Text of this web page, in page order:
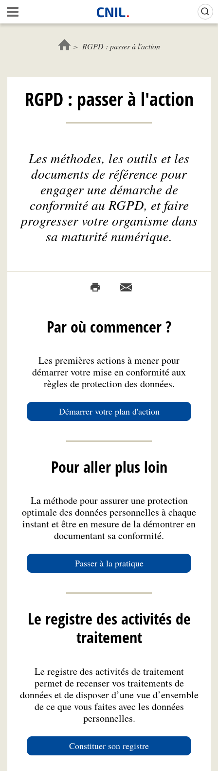
Aller
au
contenu
c
l
C
N
RGPD : passer à l'action
RGPD : passer à l'action
Les méthodes, les outils et les
documents de référence pour
engager une démarche de
conformité au RGPD, et faire
progresser votre organisme dans
sa maturité numérique.
Par où commencer ?
Les premières actions à mener pour
démarrer votre mise en conformité aux
règles de protection des données.
Démarrer votre plan d'action
Pour aller plus loin
La méthode pour assurer une protection
optimale des données personnelles à chaque
instant et être en mesure de la démontrer en
documentant sa conformité.
Passer à la pratique
Le registre des activités de
traitement
Le registre des activités de traitement
permet de recenser vos traitements de
données et de disposer d’une vue d’ensemble
de ce que vous faites avec les données
personnelles.
Constituer son registre
Gestion de vos préférences sur les cookies (témoins de connexion)